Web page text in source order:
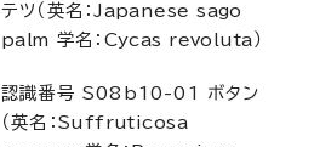
テツ（英名：Japanese sago
palm 学名： Cycas revoluta ）
認識番号 S08b10-01 ボタン
（英名： Suffruticosa